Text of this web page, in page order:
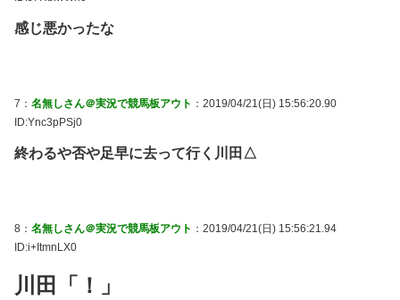
感じ悪かったな
7： 名無しさん＠実況で競馬板アウト ：2019/04/21(日) 15:56:20.90
ID:Ync3pPSj0
終わるや否や足早に去って行く川田△
8： 名無しさん＠実況で競馬板アウト ：2019/04/21(日) 15:56:21.94
ID:i+ItmnLX0
川田「！」